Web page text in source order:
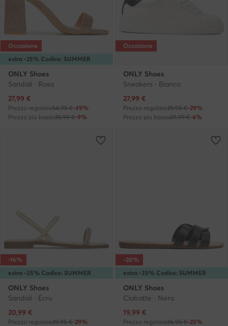
extra -25% Codice: SUMMER
Occasione
ONLY Shoes
Sandali · Rosa
Prezzo attuale
27,99 €
Prezzo regolare54,95 €-49%
Prezzo più basso30,99 €-9%
Occasione
ONLY Shoes
Sneakers · Bianco
Prezzo attuale
27,99 €
Prezzo regolare39,95 €-29%
Prezzo più basso29,99 €-6%
extra -35% Codice: SUMMER
-16%
ONLY Shoes
Sandali · Écru
Prezzo attuale
20,99 €
Prezzo regolare29,95 €-29%
extra -35% Codice: SUMMER
-20%
ONLY Shoes
Ciabatte · Nero
Prezzo attuale
19,99 €
Prezzo regolare26,95 €-25%